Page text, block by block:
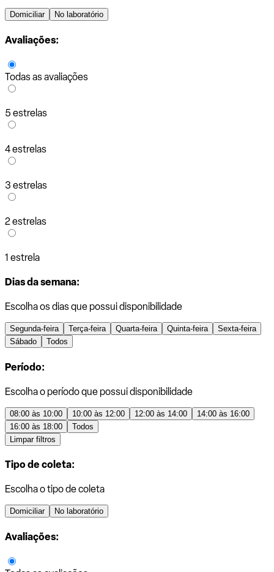
Domiciliar No laboratório
Avaliações:
Todas as avaliações
5 estrelas
4 estrelas
3 estrelas
2 estrelas
1 estrela
Dias da semana:
Escolha os dias que possui disponibilidade
Segunda-feira Terça-feira Quarta-feira Quinta-feira
Sexta-feira
Sábado
Todos
Período:
Escolha o período que possui disponibilidade
08:00 às 10:00 10:00 às 12:00 12:00 às 14:00
14:00 às 16:00
16:00 às 18:00
Todos
Limpar filtros
Tipo de coleta:
Escolha o tipo de coleta
Domiciliar No laboratório
Avaliações: